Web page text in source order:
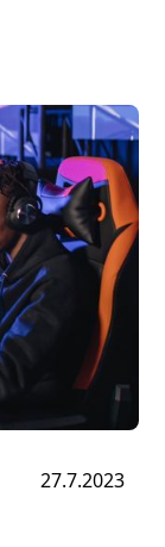
27.7.2023